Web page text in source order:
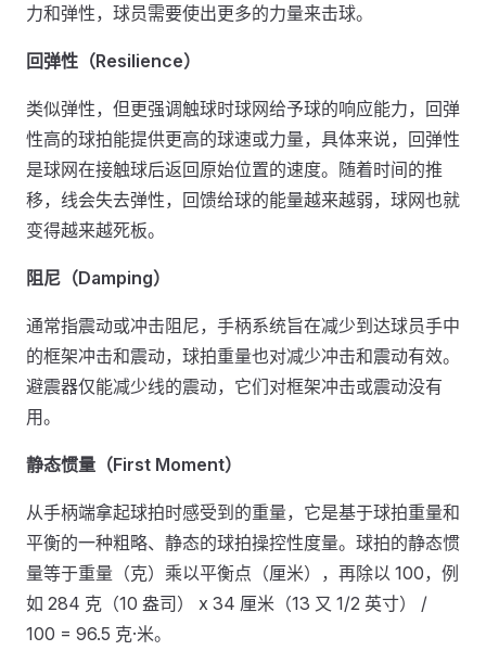
力和弹性，球员需要使出更多的力量来击球。
回弹性（Resilience）
类似弹性，但更强调触球时球网给予球的响应能力，回弹
性高的球拍能提供更高的球速或力量，具体来说，回弹性
是球网在接触球后返回原始位置的速度。随着时间的推
移，线会失去弹性，回馈给球的能量越来越弱，球网也就
变得越来越死板。
阻尼（Damping）
通常指震动或冲击阻尼，手柄系统旨在减少到达球员手中
的框架冲击和震动，球拍重量也对减少冲击和震动有效。
避震器仅能减少线的震动，它们对框架冲击或震动没有
用。
静态惯量（First Moment）
从手柄端拿起球拍时感受到的重量，它是基于球拍重量和
平衡的一种粗略、静态的球拍操控性度量。球拍的静态惯
量等于重量（克）乘以平衡点（厘米），再除以 100，例
如 284 克（10 盎司） x 34 厘米（13 又 1/2 英寸） /
100 = 96.5 克·米。